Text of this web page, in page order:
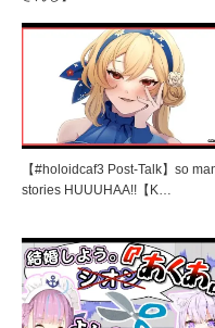
【#holoidcaf3 Post-Talk】so
stories HUUUHAA!!【K…